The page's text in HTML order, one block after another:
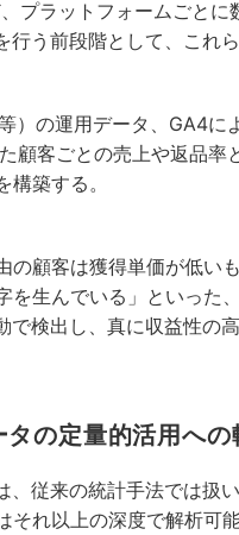
、プラットフォームごと
行う前段階として、これ
）の運用データ、GA4に
顧客ごとの売上や返品
築する。
の顧客は獲得単価が低い
を生んでいる」といった
で検出し、真に収益性の
タの定量的活用への
、従来の統計手法では扱
それ以上の深度で解析可